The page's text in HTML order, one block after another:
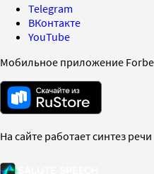
Telegram
ВКонтакте
YouTube
Мобильное приложение
На сайте работает синтез речи